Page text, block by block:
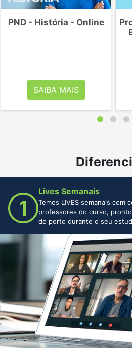
PND - História - Online
SAIBA MAIS
Lives Semanais
Temos LIVES semanais com
professores do curso,
de perto durante o seu